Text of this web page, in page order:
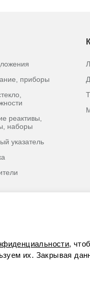
приборы
реактивы,
наборы
указатель
,
их. Закрывая